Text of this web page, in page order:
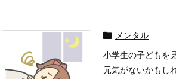
 メンタル
小学生の子どもを
元気がないかもし